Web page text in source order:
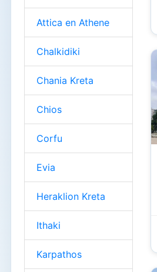
Attica en Athene
Chalkidiki
Chania Kreta
Chios
Corfu
Evia
Heraklion Kreta
Ithaki
Karpathos